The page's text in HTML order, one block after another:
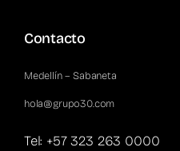
Spotify
Contacto
Medellín – Sabaneta
hola@grupo30.com
Tel: +57 323 263 0000